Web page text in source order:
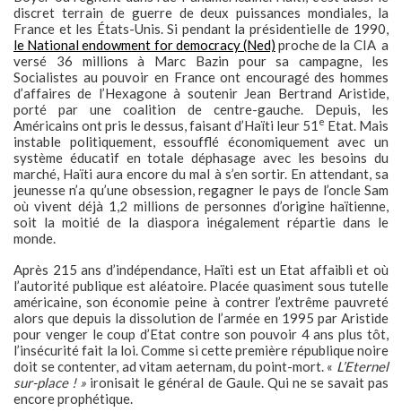
discret terrain de guerre de deux puissances mondiales, la
France et les États-Unis. Si pendant la présidentielle de 1990,
le National endowment for democracy (Ned) proche de la CIA a
versé 36 millions à Marc Bazin pour sa campagne, les
Socialistes au pouvoir en France ont encouragé des hommes
d’affaires de l’Hexagone à soutenir Jean Bertrand Aristide,
porté par une coalition de centre-gauche. Depuis, les
Américains ont pris le dessus, faisant d’Haïti leur 51 e Etat. Mais
instable politiquement, essoufflé économiquement avec un
système éducatif en totale déphasage avec les besoins du
marché, Haïti aura encore du mal à s’en sortir. En attendant, sa
jeunesse n’a qu’une obsession, regagner le pays de l’oncle Sam
où vivent déjà 1,2 millions de personnes d’origine haïtienne,
soit la moitié de la diaspora inégalement répartie dans le
monde.
Après 215 ans d’indépendance, Haïti est un Etat affaibli et où
l’autorité publique est aléatoire. Placée quasiment sous tutelle
américaine, son économie peine à contrer l’extrême pauvreté
alors que depuis la dissolution de l’armée en 1995 par Aristide
pour venger le coup d’Etat contre son pouvoir 4 ans plus tôt,
l’insécurité fait la loi. Comme si cette première république noire
doit se contenter, ad vitam aeternam, du point-mort. « L’Eternel
sur-place ! » ironisait le général de Gaule. Qui ne se savait pas
encore prophétique.